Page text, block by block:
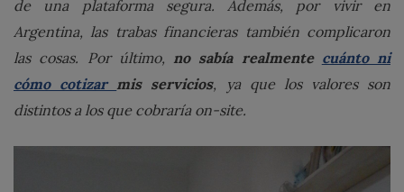
de una plataforma segura. Además, por vivir en
Argentina, las trabas financieras también complicaron
las cosas. Por último, no sabía realmente cuánto ni
cómo cotizar mis servicios, ya que los valores son
distintos a los que cobraría on-site.